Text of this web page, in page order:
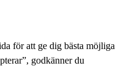
för att ge dig bästa möjliga
godkänner du